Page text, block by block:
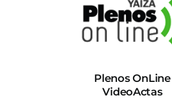
Plenos OnLine
VideoActas